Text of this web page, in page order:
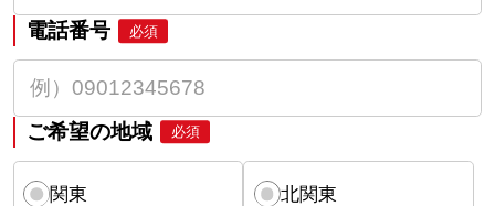
電話番号 必須
ご希望の地域 必須
関東 北関東